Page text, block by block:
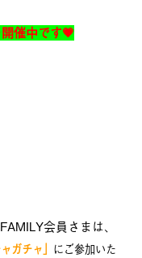
開催中です💗
会員さまは、
ガチャ」 にご参加いた